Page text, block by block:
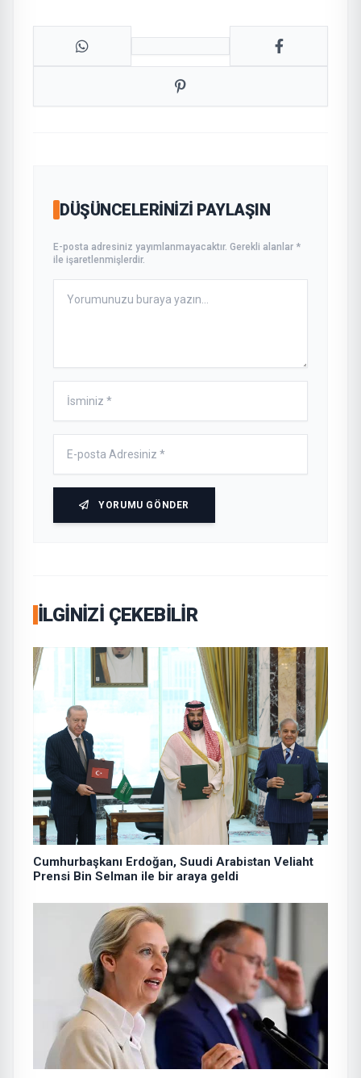
DÜŞÜNCELERINIZI PAYLAŞIN
E-posta adresiniz yayımlanmayacaktır. Gerekli alanlar *
ile işaretlenmişlerdir.
YORUMU GÖNDER
İLGINIZI ÇEKEBILIR
Cumhurbaşkanı Erdoğan, Suudi Arabistan Veliaht
Prensi Bin Selman ile bir araya geldi